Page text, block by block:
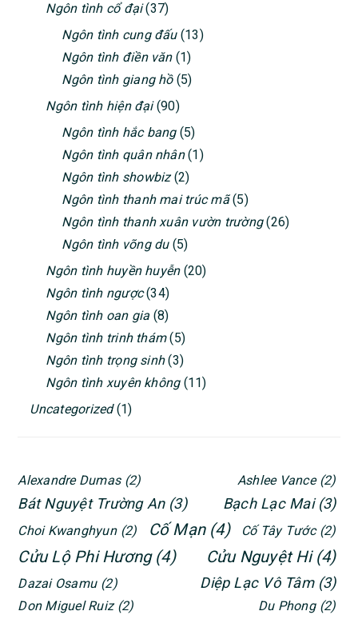
Ngôn tình cổ đại(37)
Ngôn tình cung đấu(13)
Ngôn tình điền văn(1)
Ngôn tình giang hồ(5)
Ngôn tình hiện đại(90)
Ngôn tình hắc bang(5)
Ngôn tình quân nhân(1)
Ngôn tình showbiz(2)
Ngôn tình thanh mai trúc mã(5)
Ngôn tình thanh xuân vườn trường(26)
Ngôn tình võng du(5)
Ngôn tình huyền huyễn(20)
Ngôn tình ngược(34)
Ngôn tình oan gia (8)
Ngôn tình trinh thám(5)
Ngôn tình trọng sinh(3)
Ngôn tình xuyên không(11)
Uncategorized(1)
Alexandre Dumas (2) Ashlee Vance (2)
Bát Nguyệt Trường An (3) Bạch Lạc Mai (3)
Choi Kwanghyun (2) Cố Mạn (4) Cố Tây Tước (2)
Cửu Lộ Phi Hương (4) Cửu Nguyệt Hi (4)
Dazai Osamu (2) Diệp Lạc Vô Tâm (3)
Don Miguel Ruiz (2) Du Phong (2)